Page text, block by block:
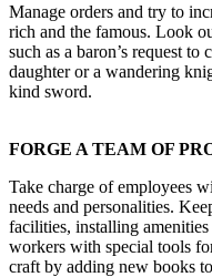
Manage orders and try to
rich and the famous. Look
such as a baron’s request
daughter or a wandering
kind sword.
FORGE A TEAM OF
Take charge of employees
needs and personalities.
facilities, installing
workers with special tools
craft by adding new books